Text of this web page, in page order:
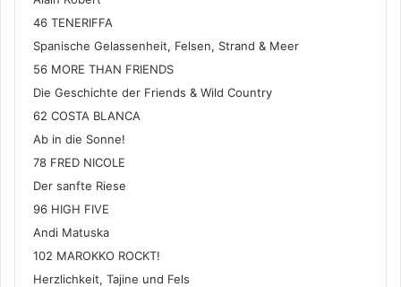
46 TENERIFFA
Spanische Gelassenheit, Felsen, Strand & Meer
56 MORE THAN FRIENDS
Die Geschichte der Friends & Wild Country
62 COSTA BLANCA
Ab in die Sonne!
78 FRED NICOLE
Der sanfte Riese
96 HIGH FIVE
Andi Matuska
102 MAROKKO ROCKT!
Herzlichkeit, Tajine und Fels